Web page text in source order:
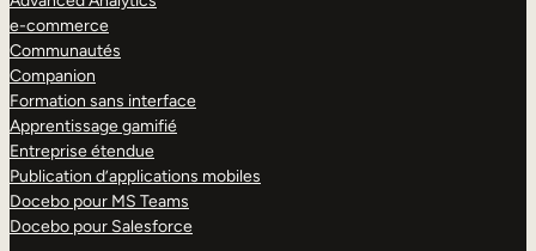
e-commerce
Communautés
Companion
Formation sans interface
Apprentissage gamifié
Entreprise étendue
Publication d’applications mobiles
Docebo pour MS Teams
Docebo pour Salesforce